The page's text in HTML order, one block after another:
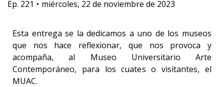
Ep. 221 • miércoles, 22 de noviembre de 2023
Esta entrega se la dedicamos a uno de los museos
que nos hace reflexionar, que nos provoca y
acompaña, al Museo Universitario Arte
Contemporáneo, para los cuates o visitantes, el
MUAC.